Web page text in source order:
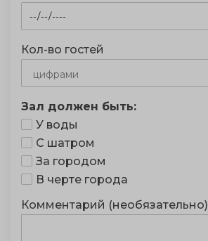
Кол-во гостей
Зал должен быть:
У воды
С шатром
За городом
В черте города
Комментарий (необязательно)